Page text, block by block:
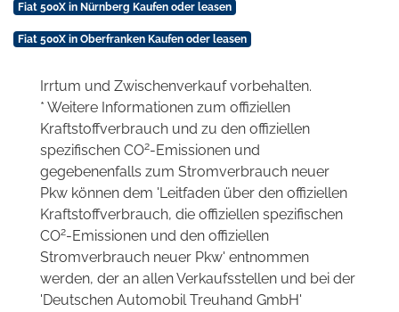
Fiat 500X in Nürnberg Kaufen oder leasen
Fiat 500X in Oberfranken Kaufen oder leasen
Irrtum und Zwischenverkauf vorbehalten.
* Weitere Informationen zum offiziellen
Kraftstoffverbrauch und zu den offiziellen
spezifischen CO2-Emissionen und
gegebenenfalls zum Stromverbrauch neuer
Pkw können dem 'Leitfaden über den offiziellen
Kraftstoffverbrauch, die offiziellen spezifischen
CO2-Emissionen und den offiziellen
Stromverbrauch neuer Pkw' entnommen
werden, der an allen Verkaufsstellen und bei der
'Deutschen Automobil Treuhand GmbH'